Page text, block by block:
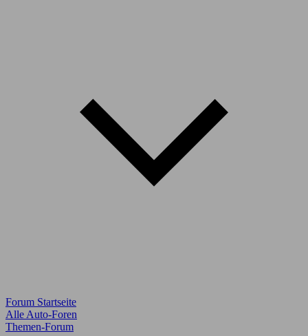
Forum Startseite
Alle Auto-Foren
Themen-Forum